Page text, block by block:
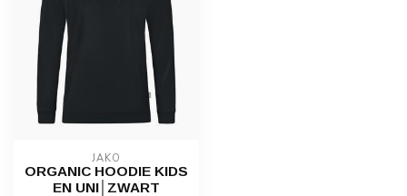
JAKO
ORGANIC HOODIE KIDS
EN UNI│ZWART